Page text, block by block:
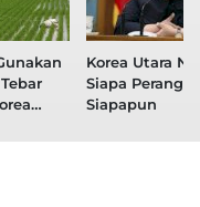
Korea Utara
Siapa Perang
Siapapun